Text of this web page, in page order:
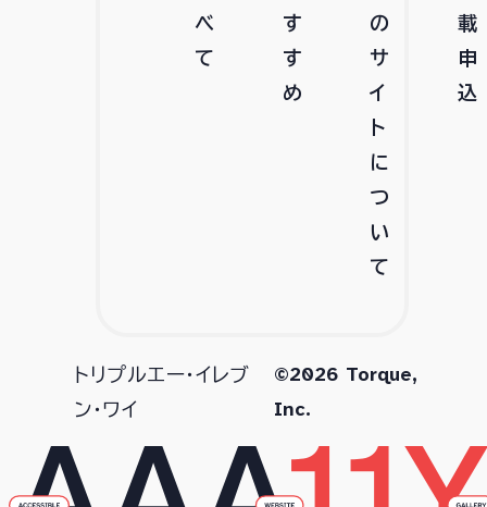
べ
て
す
す
め
の
サ
イ
ト
に
つ
い
て
載
申
込
トリプルエー・イレブ
ン・ワイ
©2026 Torque,
Inc.